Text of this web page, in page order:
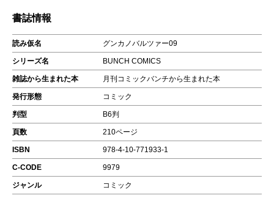
書誌情報
読み仮名 グンカノバルツァー09
シリーズ名 BUNCH COMICS
雑誌から生まれた本 月刊コミックバンチから生まれた本
発行形態 コミック
判型 B6判
頁数 210ページ
ISBN 978-4-10-771933-1
C-CODE 9979
ジャンル コミック